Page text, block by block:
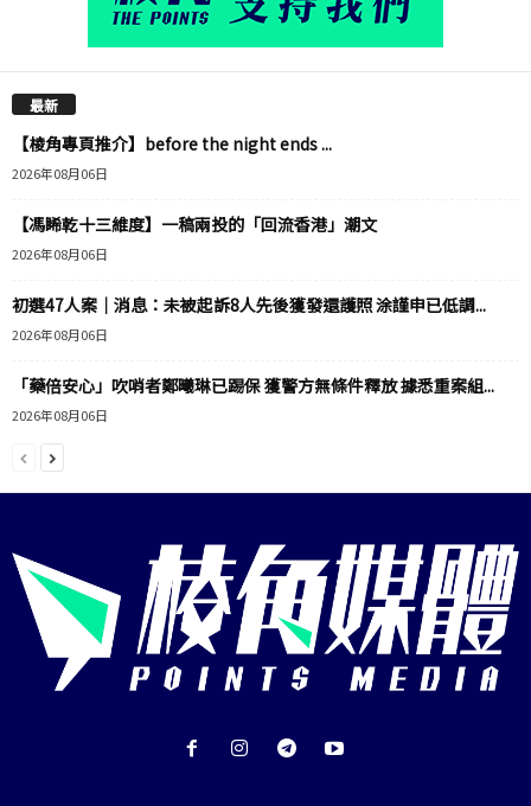
最新
【棱角專頁推介】before the night ends ...
2026年08月06日
【馮睎乾十三維度】一稿兩投的「回流香港」潮文
2026年08月06日
初選47人案｜消息：未被起訴8人先後獲發還護照 涂謹申已低調...
2026年08月06日
「藥倍安心」吹哨者鄭曦琳已踢保 獲警方無條件釋放 據悉重案組...
2026年08月06日